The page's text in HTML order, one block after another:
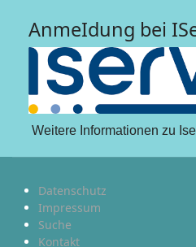
AnmeIdung bei
Weitere Informationen zu
Datenschutz
Impressum
Suche
Kontakt